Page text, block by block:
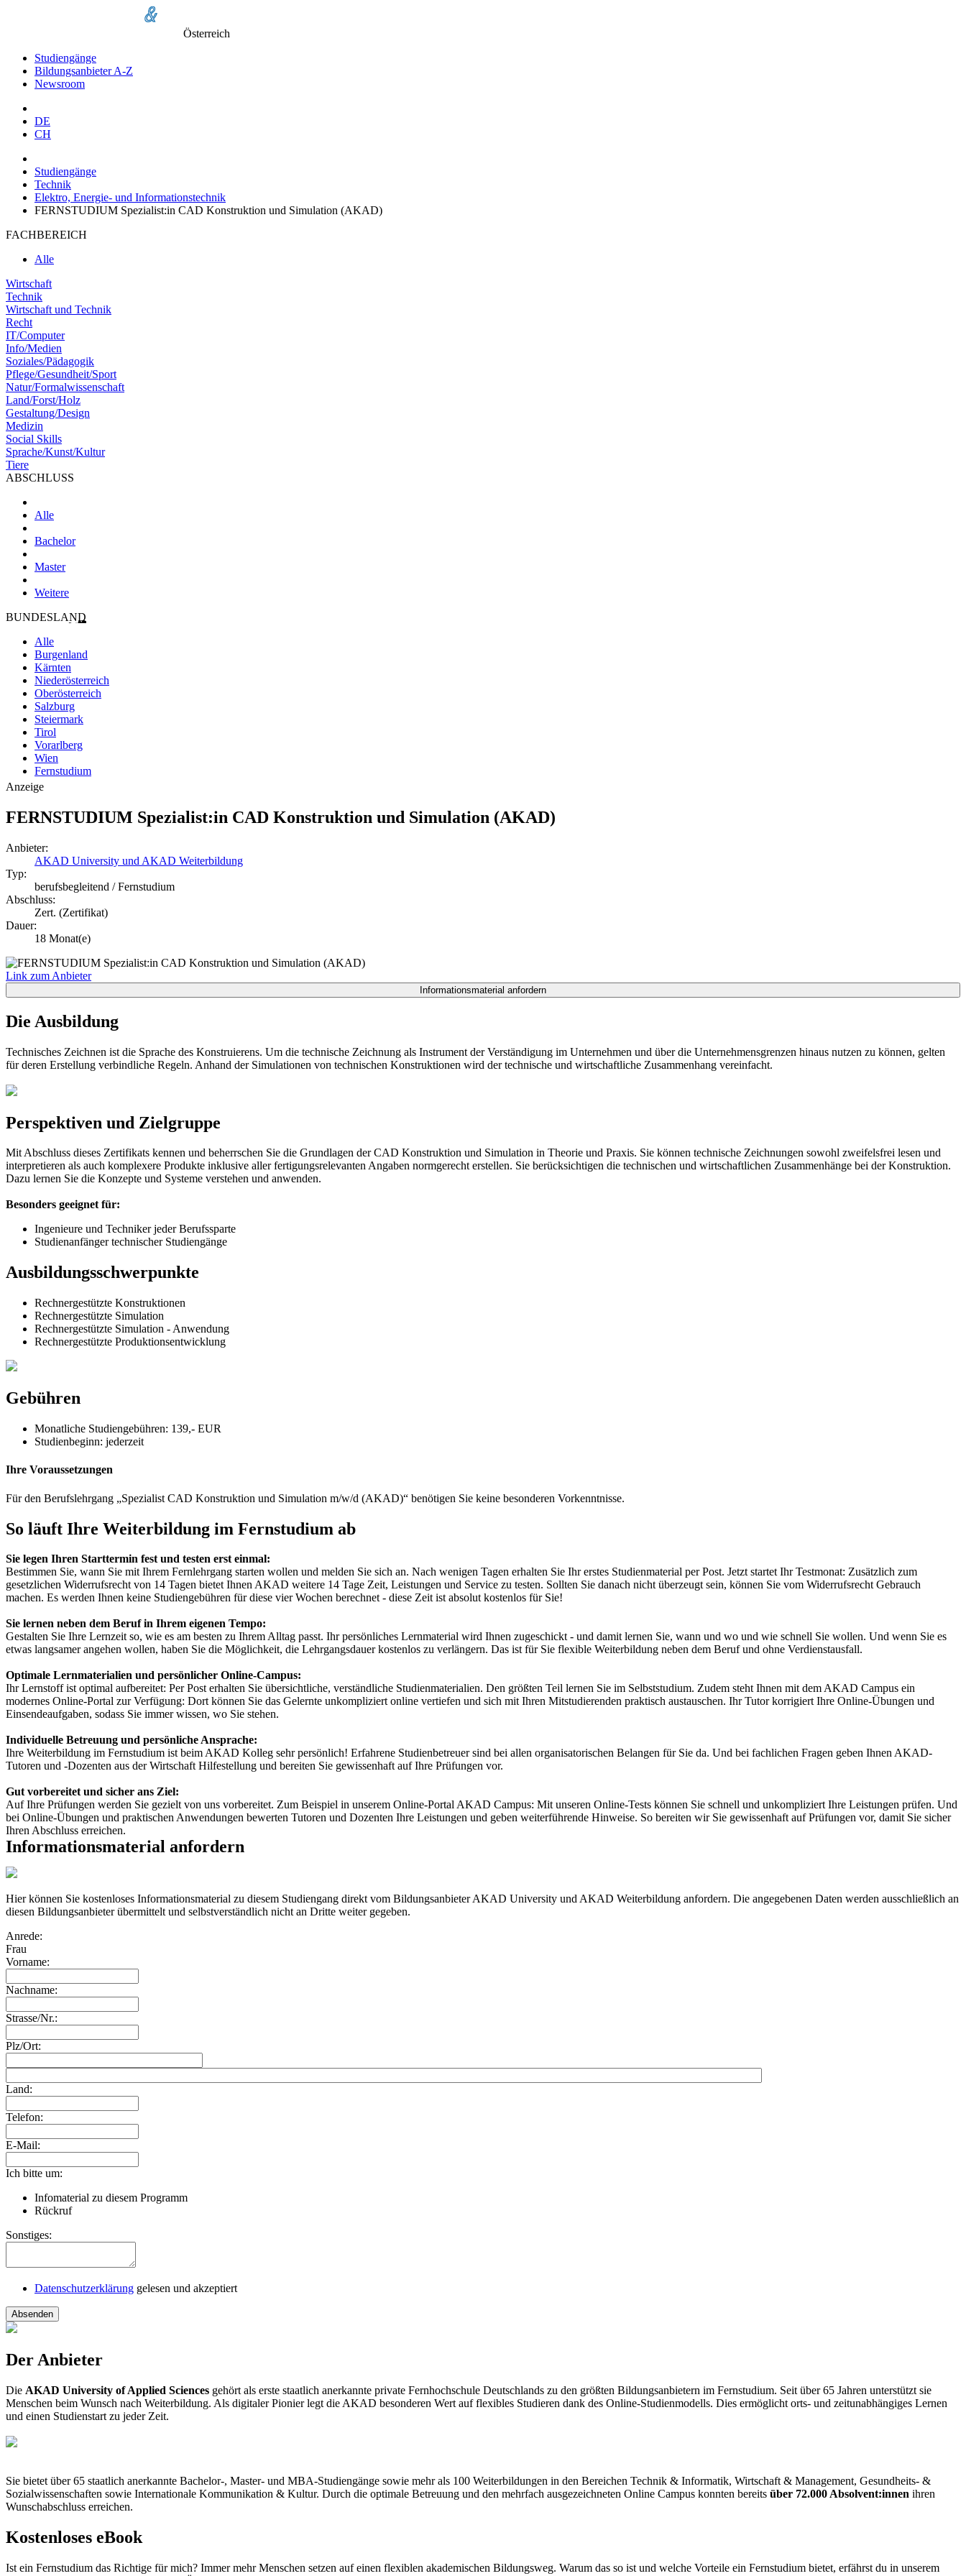
Österreich
Studiengänge
Bildungsanbieter A-Z
Newsroom
DE
CH
Studiengänge
Technik
Elektro, Energie- und Informationstechnik
FERNSTUDIUM Spezialist:in CAD Konstruktion und Simulation (AKAD)
FACHBEREICH
Alle
Wirtschaft
Technik
Wirtschaft und Technik
Recht
IT/Computer
Info/Medien
Soziales/Pädagogik
Pflege/Gesundheit/Sport
Natur/Formalwissenschaft
Land/Forst/Holz
Gestaltung/Design
Medizin
Social Skills
Sprache/Kunst/Kultur
Tiere
ABSCHLUSS
Alle
Bachelor
Master
Weitere
BUNDESLAND
Alle
Burgenland
Kärnten
Niederösterreich
Oberösterreich
Salzburg
Steiermark
Tirol
Vorarlberg
Wien
Fernstudium
Anzeige
FERNSTUDIUM Spezialist:in CAD Konstruktion und Simulation (AKAD)
Anbieter:
AKAD University und AKAD Weiterbildung
Typ:
berufsbegleitend / Fernstudium
Abschluss:
Zert. (Zertifikat)
Dauer:
18 Monat(e)
Link zum Anbieter
Die Ausbildung
Technisches Zeichnen ist die Sprache des Konstruierens. Um die technische Zeichnung als Instrument der Verständigung im Unternehmen und über die Unternehmensgrenzen hinaus nutzen zu können, gelten
für deren Erstellung verbindliche Regeln. Anhand der Simulationen von technischen Konstruktionen wird der technische und wirtschaftliche Zusammenhang vereinfacht.
Perspektiven und Zielgruppe
Mit Abschluss dieses Zertifikats kennen und beherrschen Sie die Grundlagen der CAD Konstruktion und Simulation in Theorie und Praxis. Sie können technische Zeichnungen sowohl zweifelsfrei lesen und
interpretieren als auch komplexere Produkte inklusive aller fertigungsrelevanten Angaben normgerecht erstellen. Sie berücksichtigen die technischen und wirtschaftlichen Zusammenhänge bei der Konstruktion.
Dazu lernen Sie die Konzepte und Systeme verstehen und anwenden.
Besonders geeignet für:
Ingenieure und Techniker jeder Berufssparte
Studienanfänger technischer Studiengänge
Ausbildungsschwerpunkte
Rechnergestützte Konstruktionen
Rechnergestützte Simulation
Rechnergestützte Simulation - Anwendung
Rechnergestützte Produktionsentwicklung
Gebühren
Monatliche Studiengebühren: 139,- EUR
Studienbeginn: jederzeit
Ihre Voraussetzungen
Für den Berufslehrgang „Spezialist CAD Konstruktion und Simulation m/w/d (AKAD)“ benötigen Sie keine besonderen Vorkenntnisse.
So läuft Ihre Weiterbildung im Fernstudium ab
Sie legen Ihren Starttermin fest und testen erst einmal:
Bestimmen Sie, wann Sie mit Ihrem Fernlehrgang starten wollen und melden Sie sich an. Nach wenigen Tagen erhalten Sie Ihr erstes Studienmaterial per Post. Jetzt startet Ihr Testmonat: Zusätzlich zum
gesetzlichen Widerrufsrecht von 14 Tagen bietet Ihnen AKAD weitere 14 Tage Zeit, Leistungen und Service zu testen. Sollten Sie danach nicht überzeugt sein, können Sie vom Widerrufsrecht Gebrauch
machen. Es werden Ihnen keine Studiengebühren für diese vier Wochen berechnet - diese Zeit ist absolut kostenlos für Sie!
Sie lernen neben dem Beruf in Ihrem eigenen Tempo:
Gestalten Sie Ihre Lernzeit so, wie es am besten zu Ihrem Alltag passt. Ihr persönliches Lernmaterial wird Ihnen zugeschickt - und damit lernen Sie, wann und wo und wie schnell Sie wollen. Und wenn Sie es
etwas langsamer angehen wollen, haben Sie die Möglichkeit, die Lehrgangsdauer kostenlos zu verlängern. Das ist für Sie flexible Weiterbildung neben dem Beruf und ohne Verdienstausfall.
Optimale Lernmaterialien und persönlicher Online-Campus:
Ihr Lernstoff ist optimal aufbereitet: Per Post erhalten Sie übersichtliche, verständliche Studienmaterialien. Den größten Teil lernen Sie im Selbststudium. Zudem steht Ihnen mit dem AKAD Campus ein
modernes Online-Portal zur Verfügung: Dort können Sie das Gelernte unkompliziert online vertiefen und sich mit Ihren Mitstudierenden praktisch austauschen. Ihr Tutor korrigiert Ihre Online-Übungen und
Einsendeaufgaben, sodass Sie immer wissen, wo Sie stehen.
Individuelle Betreuung und persönliche Ansprache:
Ihre Weiterbildung im Fernstudium ist beim AKAD Kolleg sehr persönlich! Erfahrene Studienbetreuer sind bei allen organisatorischen Belangen für Sie da. Und bei fachlichen Fragen geben Ihnen AKAD-
Tutoren und -Dozenten aus der Wirtschaft Hilfestellung und bereiten Sie gewissenhaft auf Ihre Prüfungen vor.
Gut vorbereitet und sicher ans Ziel:
Auf Ihre Prüfungen werden Sie gezielt von uns vorbereitet. Zum Beispiel in unserem Online-Portal AKAD Campus: Mit unseren Online-Tests können Sie schnell und unkompliziert Ihre Leistungen prüfen. Und
bei Online-Übungen und praktischen Anwendungen bewerten Tutoren und Dozenten Ihre Leistungen und geben weiterführende Hinweise. So bereiten wir Sie gewissenhaft auf Prüfungen vor, damit Sie sicher
Ihren Abschluss erreichen.
Informationsmaterial anfordern
Hier können Sie kostenloses Informationsmaterial zu diesem Studiengang direkt vom Bildungsanbieter AKAD University und AKAD Weiterbildung anfordern. Die angegebenen Daten werden ausschließlich an
diesen Bildungsanbieter übermittelt und selbstverständlich nicht an Dritte weiter gegeben.
Anrede:
Frau
Vorname:
Nachname:
Strasse/Nr.:
Plz/Ort:
Land:
Telefon:
E-Mail:
Ich bitte um:
Infomaterial zu diesem Programm
Rückruf
Sonstiges:
Datenschutzerklärung gelesen und akzeptiert
Absenden
Der Anbieter
Die AKAD University of Applied Sciences gehört als erste staatlich anerkannte private Fernhochschule Deutschlands zu den größten Bildungsanbietern im Fernstudium. Seit über 65 Jahren unterstützt sie
Menschen beim Wunsch nach Weiterbildung. Als digitaler Pionier legt die AKAD besonderen Wert auf flexibles Studieren dank des Online-Studienmodells. Dies ermöglicht orts- und zeitunabhängiges Lernen
und einen Studienstart zu jeder Zeit.
Sie bietet über 65 staatlich anerkannte Bachelor-, Master- und MBA-Studiengänge sowie mehr als 100 Weiterbildungen in den Bereichen Technik & Informatik, Wirtschaft & Management, Gesundheits- &
Sozialwissenschaften sowie Internationale Kommunikation & Kultur. Durch die optimale Betreuung und den mehrfach ausgezeichneten Online Campus konnten bereits über 72.000 Absolvent:innen ihren
Wunschabschluss erreichen.
Kostenloses eBook
Ist ein Fernstudium das Richtige für mich? Immer mehr Menschen setzen auf einen flexiblen akademischen Bildungsweg. Warum das so ist und welche Vorteile ein Fernstudium bietet, erfährst du in unserem